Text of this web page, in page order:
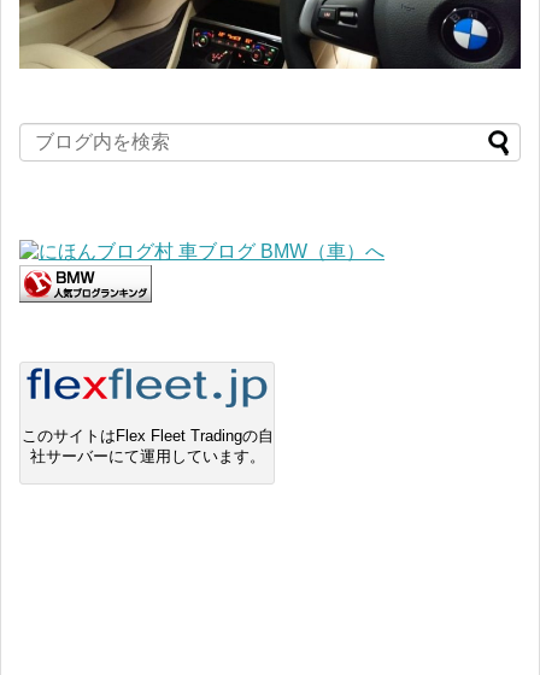
このサイトはFlex Fleet Tradingの自
社サーバーにて運用しています。